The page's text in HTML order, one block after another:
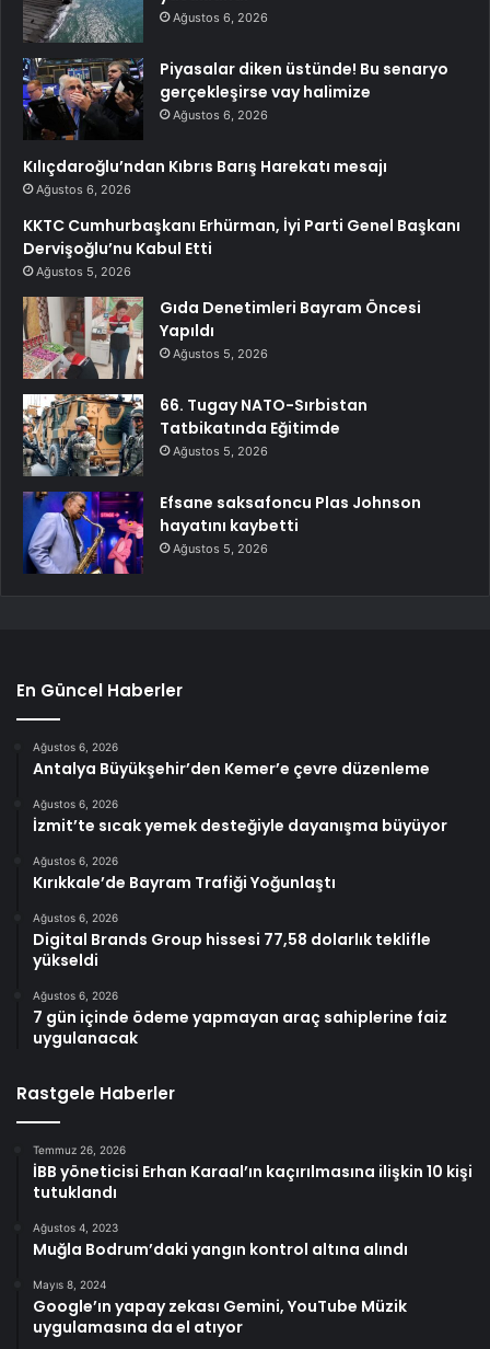
Ağustos 6, 2026
Piyasalar diken üstünde! Bu senaryo
gerçekleşirse vay halimize
Ağustos 6, 2026
Kılıçdaroğlu’ndan Kıbrıs Barış Harekatı mesajı
Ağustos 6, 2026
KKTC Cumhurbaşkanı Erhürman, İyi Parti Genel Başkanı
Dervişoğlu’nu Kabul Etti
Ağustos 5, 2026
Gıda Denetimleri Bayram Öncesi
Yapıldı
Ağustos 5, 2026
66. Tugay NATO-Sırbistan
Tatbikatında Eğitimde
Ağustos 5, 2026
Efsane saksafoncu Plas Johnson
hayatını kaybetti
Ağustos 5, 2026
En Güncel Haberler
Ağustos 6, 2026
Antalya Büyükşehir’den Kemer’e çevre düzenleme
Ağustos 6, 2026
İzmit’te sıcak yemek desteğiyle dayanışma büyüyor
Ağustos 6, 2026
Kırıkkale’de Bayram Trafiği Yoğunlaştı
Ağustos 6, 2026
Digital Brands Group hissesi 77,58 dolarlık teklifle
yükseldi
Ağustos 6, 2026
7 gün içinde ödeme yapmayan araç sahiplerine faiz
uygulanacak
Rastgele Haberler
Temmuz 26, 2026
İBB yöneticisi Erhan Karaal’ın kaçırılmasına ilişkin 10 kişi
tutuklandı
Ağustos 4, 2023
Muğla Bodrum’daki yangın kontrol altına alındı
Mayıs 8, 2024
Google’ın yapay zekası Gemini, YouTube Müzik
uygulamasına da el atıyor